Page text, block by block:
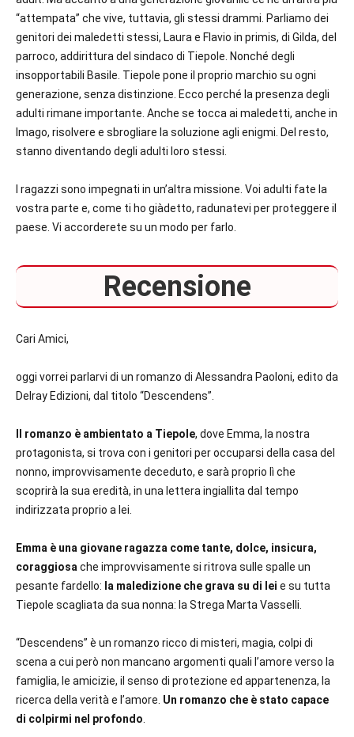
“attempata” che vive, tuttavia, gli stessi drammi. Parliamo dei
genitori dei maledetti stessi, Laura e Flavio in primis, di Gilda, del
parroco, addirittura del sindaco di Tiepole. Nonché degli
insopportabili Basile. Tiepole pone il proprio marchio su ogni
generazione, senza distinzione. Ecco perché la presenza degli
adulti rimane importante. Anche se tocca ai maledetti, anche in
Imago, risolvere e sbrogliare la soluzione agli enigmi. Del resto,
stanno diventando degli adulti loro stessi.
I ragazzi sono impegnati in un’altra missione. Voi adulti fate la
vostra parte e, come ti ho giàdetto, radunatevi per proteggere il
paese. Vi accorderete su un modo per farlo.
Recensione
Cari Amici,
oggi vorrei parlarvi di un romanzo di Alessandra Paoloni, edito da
Delray Edizioni, dal titolo “Descendens”.
Il romanzo è ambientato a Tiepole, dove Emma, la nostra
protagonista, si trova con i genitori per occuparsi della casa del
nonno, improvvisamente deceduto, e sarà proprio lì che
scoprirà la sua eredità, in una lettera ingiallita dal tempo
indirizzata proprio a lei.
Emma è una giovane ragazza come tante, dolce, insicura,
coraggiosa che improvvisamente si ritrova sulle spalle un
pesante fardello: la maledizione che grava su di lei e su tutta
Tiepole scagliata da sua nonna: la Strega Marta Vasselli.
“Descendens” è un romanzo ricco di misteri, magia, colpi di
scena a cui però non mancano argomenti quali l’amore verso la
famiglia, le amicizie, il senso di protezione ed appartenenza, la
ricerca della verità e l’amore. Un romanzo che è stato capace
di colpirmi nel profondo